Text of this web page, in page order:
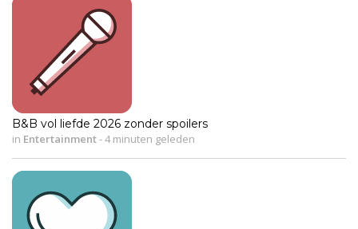
B&B vol liefde 2026 zonder spoilers
in Entertainment-4 minuten geleden